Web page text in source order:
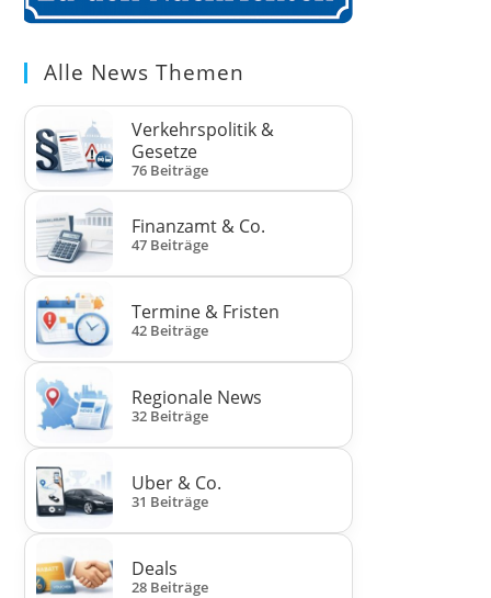
Alle News Themen
Verkehrspolitik &
Gesetze
76 Beiträge
Finanzamt & Co.
47 Beiträge
Termine & Fristen
42 Beiträge
Regionale News
32 Beiträge
Uber & Co.
31 Beiträge
Deals
28 Beiträge